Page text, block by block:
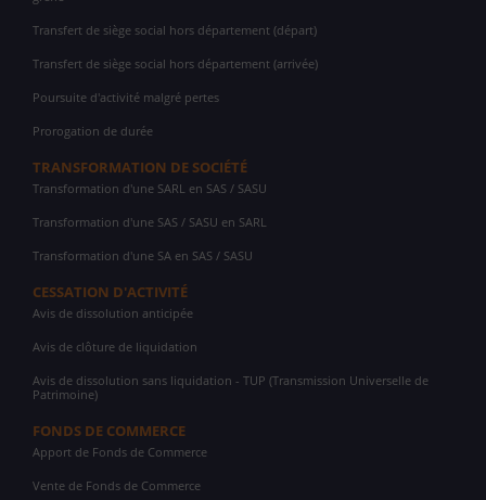
Transfert de siège social hors département (départ)
Transfert de siège social hors département (arrivée)
Poursuite d'activité malgré pertes
Prorogation de durée
TRANSFORMATION DE SOCIÉTÉ
Transformation d'une SARL en SAS / SASU
Transformation d'une SAS / SASU en SARL
Transformation d'une SA en SAS / SASU
CESSATION D'ACTIVITÉ
Avis de dissolution anticipée
Avis de clôture de liquidation
Avis de dissolution sans liquidation - TUP (Transmission Universelle de
Patrimoine)
FONDS DE COMMERCE
Apport de Fonds de Commerce
Vente de Fonds de Commerce